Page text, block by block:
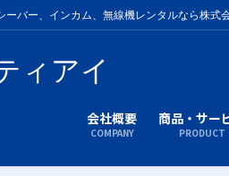
ーバー、インカム、無線機レンタルなら株式
会社概要
COMPANY
商品・サー
PRODUCT